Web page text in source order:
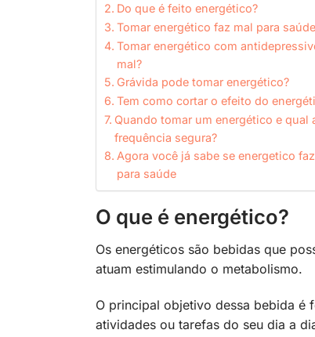
Do que é feito energético?
Tomar energético faz mal para
Tomar energético com
mal?
Grávida pode tomar energético?
Tem como cortar o efeito do
Quando tomar um energético e qual
frequência segura?
Agora você já sabe se energetico
para saúde
O que é energético?
Os energéticos são bebidas que
atuam estimulando o metabolismo.
O principal objetivo dessa bebida é
atividades ou tarefas do seu dia a